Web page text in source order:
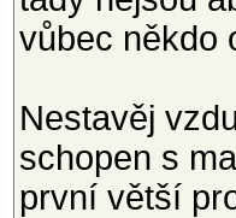
vůbec někdo
Nestavěj
schopen s
první větší